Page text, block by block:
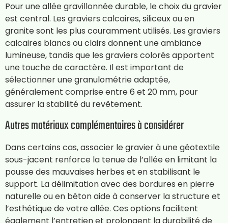
Pour une allée gravillonnée durable, le choix du gravier
est central. Les graviers calcaires, siliceux ou en
granite sont les plus couramment utilisés. Les graviers
calcaires blancs ou clairs donnent une ambiance
lumineuse, tandis que les graviers colorés apportent
une touche de caractère. Il est important de
sélectionner une granulométrie adaptée,
généralement comprise entre 6 et 20 mm, pour
assurer la stabilité du revêtement.
Autres matériaux complémentaires à considérer
Dans certains cas, associer le gravier à une géotextile
sous-jacent renforce la tenue de l’allée en limitant la
pousse des mauvaises herbes et en stabilisant le
support. La délimitation avec des bordures en pierre
naturelle ou en béton aide à conserver la structure et
l’esthétique de votre allée. Ces options facilitent
également l’entretien et prolongent la durabilité de